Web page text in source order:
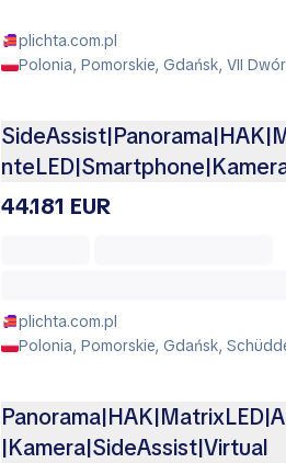
plichta.com.pl
Polonia, Pomorskie, Gdańsk, VII Dwór
44.181 EUR
plichta.com.pl
Polonia, Pomorskie, Gdańsk,
|Kamera|SideAssist|Virtual